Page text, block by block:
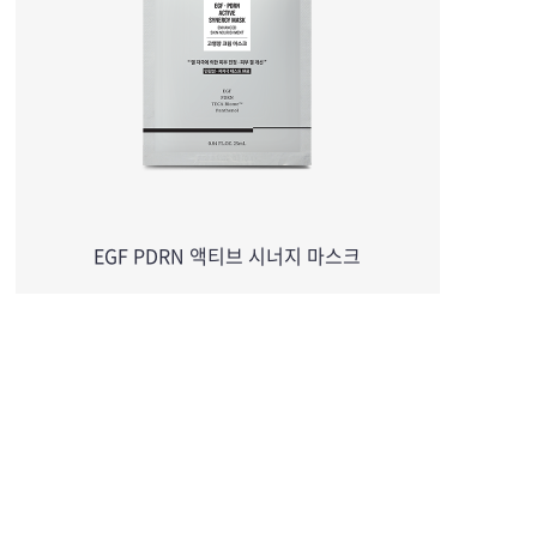
EGF PDRN 액티브 시너지 마스크